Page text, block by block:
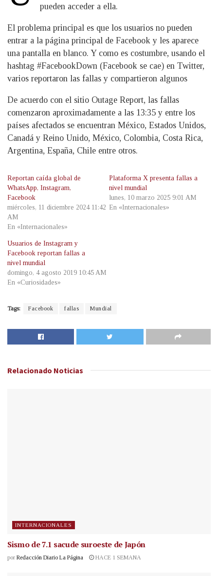
pueden acceder a ella.
El problema principal es que los usuarios no pueden
entrar a la página principal de Facebook y les aparece
una pantalla en blanco. Y como es costumbre, usando el
hashtag #FacebookDown (Facebook se cae) en Twitter,
varios reportaron las fallas y compartieron algunos
De acuerdo con el sitio Outage Report, las fallas
comenzaron aproximadamente a las 13:35 y entre los
países afectados se encuentran México, Estados Unidos,
Canadá y Reino Unido, México, Colombia, Costa Rica,
Argentina, España, Chile entre otros.
Reportan caída global de
WhatsApp, Instagram,
Facebook
miércoles, 11 diciembre 2024 11:42
AM
En «Internacionales»
Plataforma X presenta fallas a
nivel mundial
lunes, 10 marzo 2025 9:01 AM
En «Internacionales»
Usuarios de Instagram y
Facebook reportan fallas a
nivel mundial
domingo, 4 agosto 2019 10:45 AM
En «Curiosidades»
Tags: Facebook fallas Mundial
Relacionado Noticias
INTERNACIONALES
Sismo de 7.1 sacude suroeste de Japón
por Redacción Diario La Página HACE 1 SEMANA